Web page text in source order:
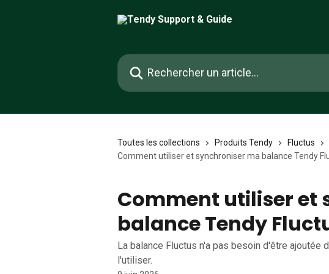
Rechercher un article...
Toutes les collections Produits Tendy Fluctus
Comment utiliser et synchroniser ma balance Tendy
Comment utiliser et
balance Tendy
La balance Fluctus n'a pas besoin d'être ajoutée
l'utiliser.